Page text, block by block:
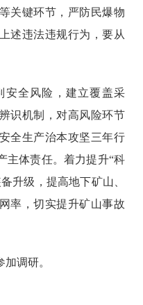
关键环节，严防民爆物
述违法违规行为，要从
全风险，建立覆盖采
识机制，对高风险环节
全生产治本攻坚三年行
主体责任。着力提升“科
升级，提高地下矿山、
率，切实提升矿山事故
调研。